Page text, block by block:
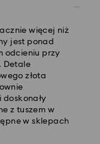
więcej niż
jest ponad
odcieniu przy
Detale
złota
doskonały
z tuszem w
w sklepach
i
po
zamówień
do piątku do